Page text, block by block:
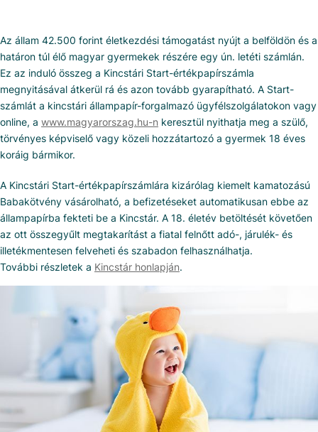
Az állam 42.500 forint életkezdési támogatást nyújt a belföldön és a
határon túl élő magyar gyermekek részére egy ún. letéti számlán.
Ez az induló összeg a Kincstári Start-értékpapírszámla
megnyitásával átkerül rá és azon tovább gyarapítható. A Start-
számlát a kincstári állampapír-forgalmazó ügyfélszolgálatokon vagy
online, a www.magyarorszag.hu-n keresztül nyithatja meg a szülő,
törvényes képviselő vagy közeli hozzátartozó a gyermek 18 éves
koráig bármikor.
A Kincstári Start-értékpapírszámlára kizárólag kiemelt kamatozású
Babakötvény vásárolható, a befizetéseket automatikusan ebbe az
állampapírba fekteti be a Kincstár. A 18. életév betöltését követően
az ott összegyűlt megtakarítást a fiatal felnőtt adó-, járulék- és
illetékmentesen felveheti és szabadon felhasználhatja.
További részletek a Kincstár honlapján.